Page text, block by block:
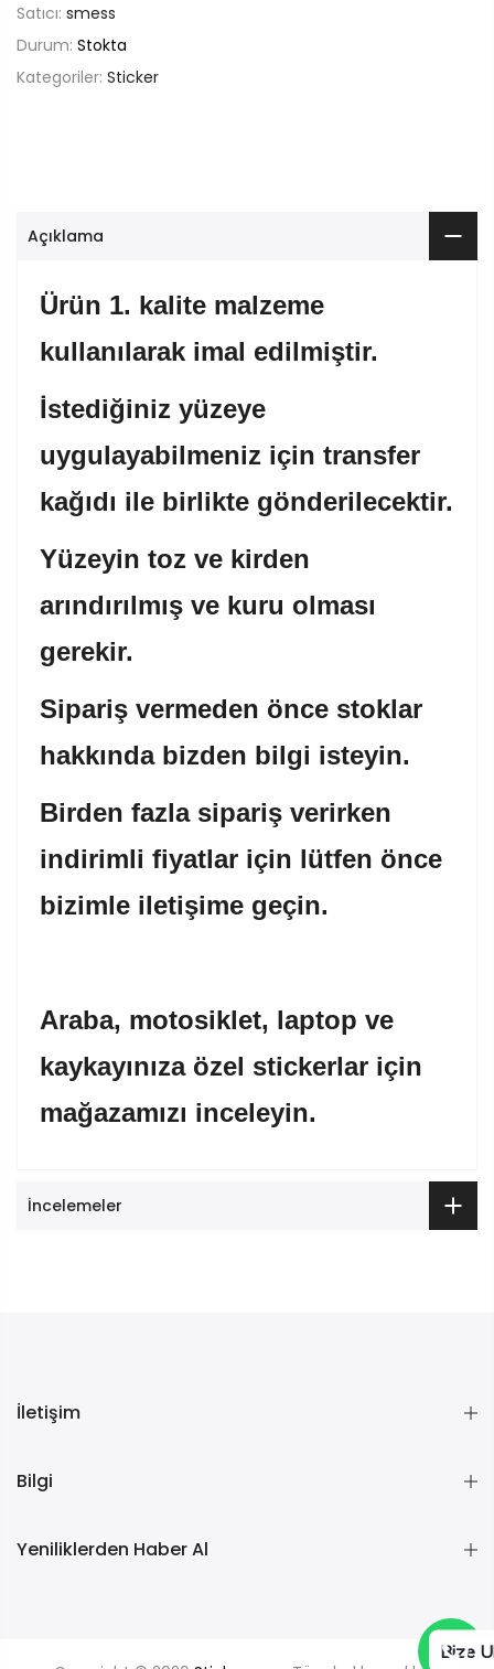
Satıcı: smess
Durum: Stokta
Kategoriler: Sticker
Açıklama
Ürün 1. kalite malzeme
kullanılarak imal edilmiştir.
İstediğiniz yüzeye
uygulayabilmeniz için transfer
kağıdı ile birlikte gönderilecektir.
Yüzeyin toz ve kirden
arındırılmış ve kuru olması
gerekir.
Sipariş vermeden önce stoklar
hakkında bizden bilgi isteyin.
Birden fazla sipariş verirken
indirimli fiyatlar için lütfen önce
bizimle iletişime geçin.
Araba, motosiklet, laptop ve
kaykayınıza özel stickerlar için
mağazamızı inceleyin.
İncelemeler
İletişim
Bilgi
Yeniliklerden Haber Al
Bize